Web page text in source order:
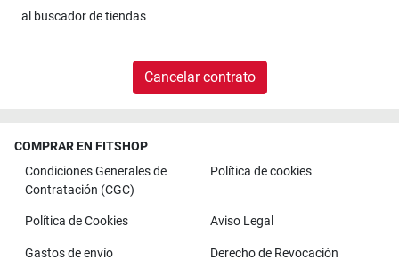
al buscador de tiendas
Cancelar contrato
COMPRAR EN FITSHOP
Condiciones Generales de
Contratación (CGC)
Política de cookies
Política de Cookies Aviso Legal
Gastos de envío Derecho de Revocación